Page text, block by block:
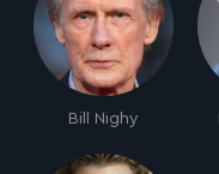
Bill Nighy